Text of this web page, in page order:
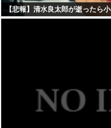
【悲報】清水良太郎が逝ったら